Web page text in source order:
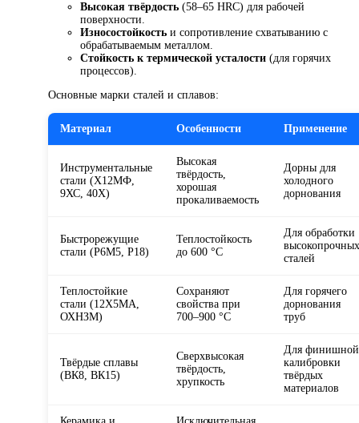
Высокая твёрдость (58–65 HRC) для рабочей
поверхности.
Износостойкость и сопротивление схватыванию с
обрабатываемым металлом.
Стойкость к термической усталости (для горячих
процессов).
Основные марки сталей и сплавов:
Материал Особенности Применение
Инструментальные
стали (Х12МФ,
9ХС, 40Х)
Высокая
твёрдость,
хорошая
прокаливаемость
Дорны для
холодного
дорнования
Быстрорежущие
стали (Р6М5, Р18)
Теплостойкость
до 600 °C
Для обработки
высокопрочных
сталей
Теплостойкие
стали (12Х5МА,
ОХНЗМ)
Сохраняют
свойства при
700–900 °C
Для горячего
дорнования
труб
Твёрдые сплавы
(ВК8, ВК15)
Сверхвысокая
твёрдость,
хрупкость
Для финишной
калибровки
твёрдых
материалов